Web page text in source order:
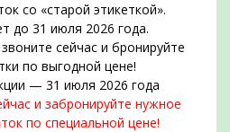
со «старой этикеткой».
до 31 июля 2026 года.
сейчас и бронируйте
по выгодной цене!
— 31 июля 2026 года
и забронируйте нужное
по специальной цене!